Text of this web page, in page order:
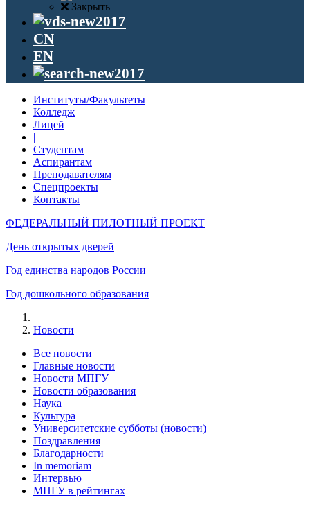
Закрыть
CN
EN
Институты/Факультеты
Колледж
Лицей
|
Студентам
Аспирантам
Преподавателям
Спецпроекты
Контакты
ФЕДЕРАЛЬНЫЙ ПИЛОТНЫЙ ПРОЕКТ
День открытых дверей
Год единства народов России
Год дошкольного образования
Новости
Все новости
Главные новости
Новости МПГУ
Новости образования
Наука
Культура
Университетские субботы (новости)
Поздравления
Благодарности
In memoriam
Интервью
МПГУ в рейтингах